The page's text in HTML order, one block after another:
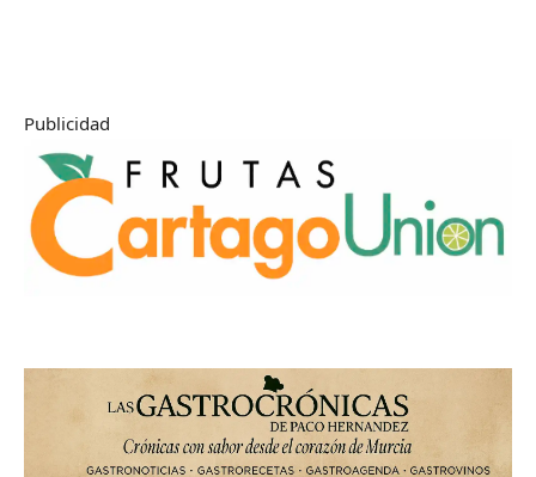
Publicidad